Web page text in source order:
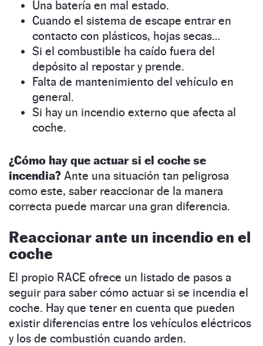
Una batería en mal estado.
Cuando el sistema de escape entrar en
contacto con plásticos, hojas secas…
Si el combustible ha caído fuera del
depósito al repostar y prende.
Falta de mantenimiento del vehículo en
general.
Si hay un incendio externo que afecta al
coche.
¿Cómo hay que actuar si el coche se
incendia? Ante una situación tan peligrosa
como este, saber reaccionar de la manera
correcta puede marcar una gran diferencia.
Reaccionar ante un incendio en el
coche
El propio RACE ofrece un listado de pasos a
seguir para saber cómo actuar si se incendia el
coche. Hay que tener en cuenta que pueden
existir diferencias entre los vehículos eléctricos
y los de combustión cuando arden.